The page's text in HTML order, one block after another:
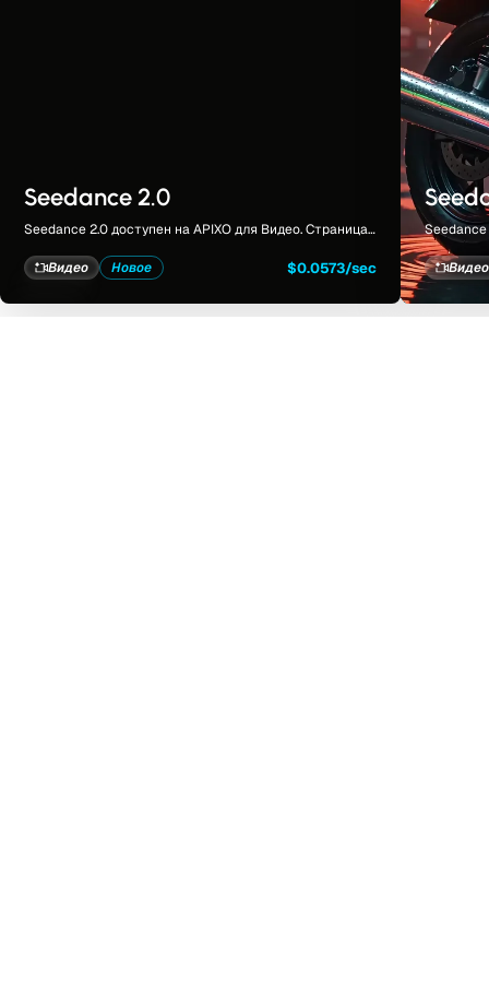
Seedance 2.0
Seedance 2.0 доступен на APIXO для Видео. Страница
цены и результаты в едином рабочем пространстве.
Видео Новое $0.0573/sec Видео